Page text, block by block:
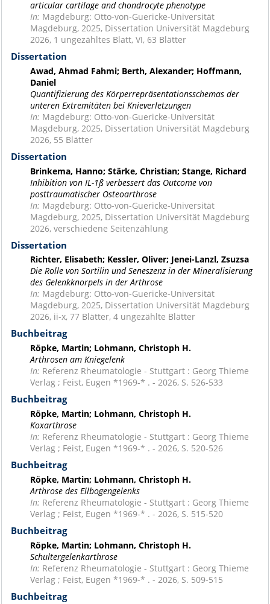
articular cartilage and chondrocyte phenotype
In: Magdeburg: Otto-von-Guericke-Universität
Magdeburg, 2025, Dissertation Universität Magdeburg
2026, 1 ungezähltes Blatt, VI, 63 Blätter
Dissertation
Awad, Ahmad Fahmi; Berth, Alexander; Hoffmann,
Daniel
Quantifizierung des Körperrepräsentationsschemas der
unteren Extremitäten bei Knieverletzungen
In: Magdeburg: Otto-von-Guericke-Universität
Magdeburg, 2025, Dissertation Universität Magdeburg
2026, 55 Blätter
Dissertation
Brinkema, Hanno; Stärke, Christian; Stange, Richard
Inhibition von IL-1ß verbessert das Outcome von
posttraumatischer Osteoarthrose
In: Magdeburg: Otto-von-Guericke-Universität
Magdeburg, 2025, Dissertation Universität Magdeburg
2026, verschiedene Seitenzählung
Dissertation
Richter, Elisabeth; Kessler, Oliver; Jenei-Lanzl, Zsuzsa
Die Rolle von Sortilin und Seneszenz in der Mineralisierung
des Gelenkknorpels in der Arthrose
In: Magdeburg: Otto-von-Guericke-Universität
Magdeburg, 2025, Dissertation Universität Magdeburg
2026, ii-x, 77 Blätter, 4 ungezählte Blätter
Buchbeitrag
Röpke, Martin; Lohmann, Christoph H.
Arthrosen am Kniegelenk
In: Referenz Rheumatologie - Stuttgart : Georg Thieme
Verlag ; Feist, Eugen *1969-* . - 2026, S. 526-533
Buchbeitrag
Röpke, Martin; Lohmann, Christoph H.
Koxarthrose
In: Referenz Rheumatologie - Stuttgart : Georg Thieme
Verlag ; Feist, Eugen *1969-* . - 2026, S. 520-526
Buchbeitrag
Röpke, Martin; Lohmann, Christoph H.
Arthrose des Ellbogengelenks
In: Referenz Rheumatologie - Stuttgart : Georg Thieme
Verlag ; Feist, Eugen *1969-* . - 2026, S. 515-520
Buchbeitrag
Röpke, Martin; Lohmann, Christoph H.
Schultergelenkarthrose
In: Referenz Rheumatologie - Stuttgart : Georg Thieme
Verlag ; Feist, Eugen *1969-* . - 2026, S. 509-515
Buchbeitrag